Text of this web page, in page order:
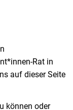
Rat in
auf dieser Seite
können oder